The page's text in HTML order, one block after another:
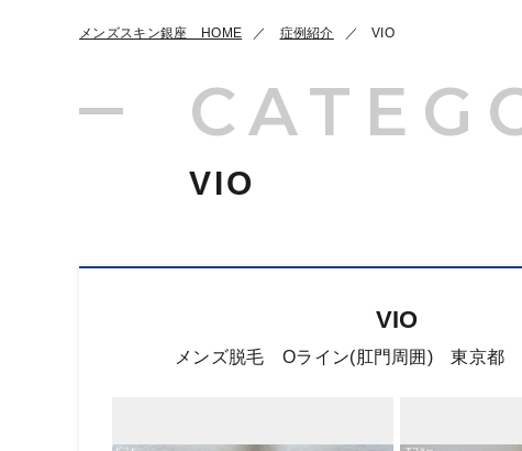
メンズスキン銀座 HOME 症例紹介 VIO
VIO
VIO
メンズ脱毛 Oライン(肛門周囲) 東京